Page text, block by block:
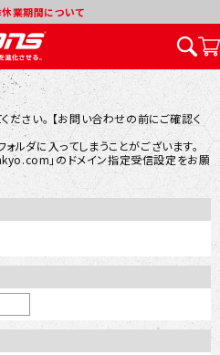
業期間について
ださい。 【お問い合わせの前にご確認く
ルダに入ってしまうことがございます。
」のドメイン指定受信設定をお願